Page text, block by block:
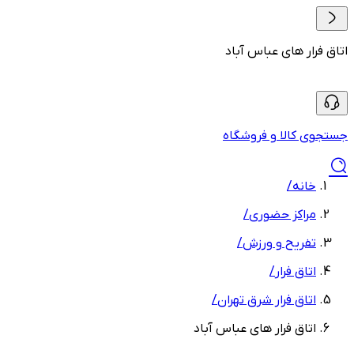
اتاق فرار های عباس آباد
جستجوی کالا و فروشگاه
خانه/
مراکز حضوری/
تفریح و ورزش/
اتاق فرار/
اتاق فرار شرق تهران/
اتاق فرار های عباس آباد